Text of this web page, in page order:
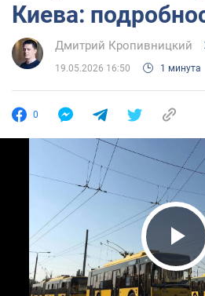
Киева:
Дмитрий Кропивницкий
19.05.2026 16:50 1 минута
0